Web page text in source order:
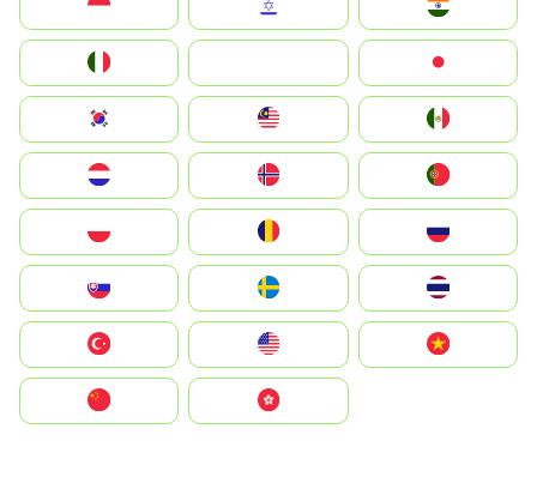
South Korea
United States
中國香港特別行政區